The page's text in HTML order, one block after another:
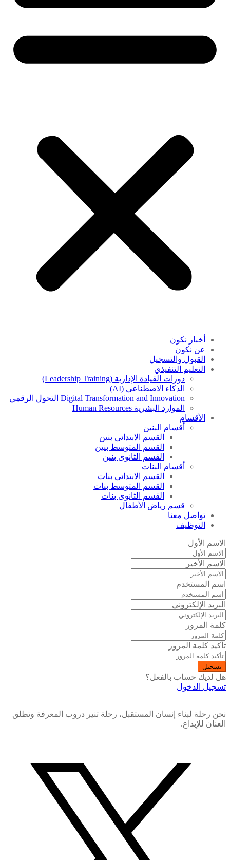
أخبار نكون
عن نكون
القبول والتسجيل
التعليم التنفيذي
دورات القيادة الإدارية (Leadership Training)
الذكاء الاصطناعي (AI)
Digital Transformation and Innovation التحول الرقمي
الموارد البشرية Human Resources
الأقسام
أقسام البنين
القسم الابتدائى بنين
القسم المتوسط بنين
القسم الثانوى بنين
أقسام البنات
القسم الابتدائى بنات
القسم المتوسط بنات
القسم الثانوى بنات
قسم رياض الأطفال
تواصل معنا
التوظيف
الاسم الأول
الاسم الأخير
اسم المستخدم
البريد الإلكتروني
كلمة المرور
تأكيد كلمة المرور
تسجيل
هل لديك حساب بالفعل؟
تسجيل الدخول
نحن رحلة لبناء إنسان المستقبل، رحلة تنير دروب المعرفة وتطلق
العنان للإبداع.